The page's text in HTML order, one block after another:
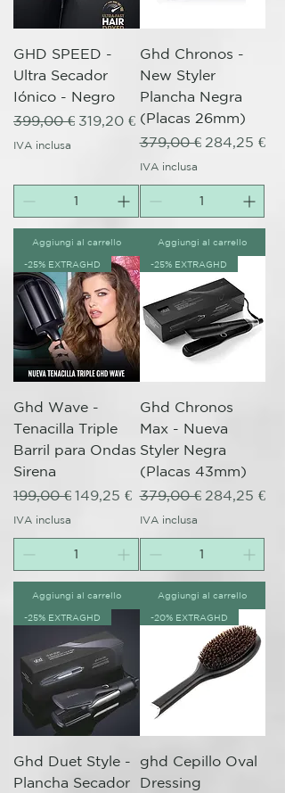
GHD SPEED -
Ultra Secador
Iónico - Negro
Prezzo regolare
399,00 € Prezzo scontato
319,20 €
IVA inclusa
Aggiungi al carrello
Ghd Chronos -
New Styler
Plancha Negra
(Placas 26mm)
Prezzo regolare
379,00 € Prezzo
284,25 €
IVA inclusa
Aggiungi al carrello
-25% EXTRAGHD
Ghd Wave -
Tenacilla Triple
Barril para Ondas
Sirena
Prezzo regolare
199,00 € Prezzo scontato
149,25 €
IVA inclusa
Aggiungi al carrello
-25% EXTRAGHD
Ghd Chronos
Max - Nueva
Styler Negra
(Placas 43mm)
Prezzo regolare
379,00 € Prezzo
284,25 €
IVA inclusa
Aggiungi al carrello
-25% EXTRAGHD
Ghd Duet Style -
Plancha Secador
-20% EXTRAGHD
ghd Cepillo Oval
Dressing